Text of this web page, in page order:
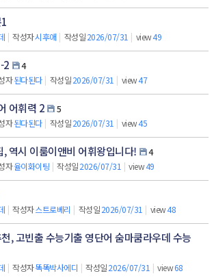
| 작성자시후애 | 작성일2026/07/31 | view49
2
4
자된다된다 | 작성일2026/07/31 | view47
어휘력 2
5
자된다된다 | 작성일2026/07/31 | view45
역시 이룸이앤비 어휘왕입니다!
4
자율이화이팅 | 작성일2026/07/31 | view49
| 작성자스트로베리 | 작성일2026/07/31 | view48
, 고빈출 수능기출 영단어 숨마쿰라우데 수능
| 작성자똑똑박사에디 | 작성일2026/07/31 | view68